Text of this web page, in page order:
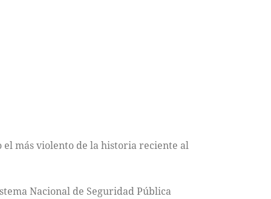
más violento de la historia reciente al
Nacional de Seguridad Pública